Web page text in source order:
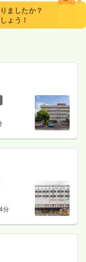
ましたか？
ょう！
分